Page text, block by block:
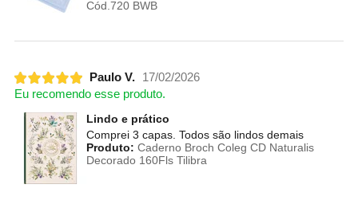
Cód.720 BWB
Paulo V.
17/02/2026
Eu recomendo esse produto.
Lindo e prático
Comprei 3 capas. Todos são lindos demais
Produto: Caderno Broch Coleg CD Naturalis
Decorado 160Fls Tilibra